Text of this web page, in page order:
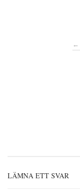
←
LÄMNA ETT SVAR